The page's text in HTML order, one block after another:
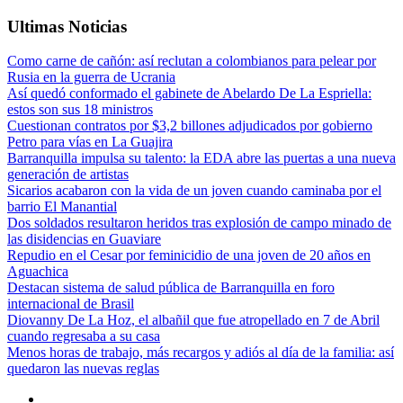
Ultimas Noticias
Como carne de cañón: así reclutan a colombianos para pelear por
Rusia en la guerra de Ucrania
Así quedó conformado el gabinete de Abelardo De La Espriella:
estos son sus 18 ministros
Cuestionan contratos por $3,2 billones adjudicados por gobierno
Petro para vías en La Guajira
Barranquilla impulsa su talento: la EDA abre las puertas a una nueva
generación de artistas
Sicarios acabaron con la vida de un joven cuando caminaba por el
barrio El Manantial
Dos soldados resultaron heridos tras explosión de campo minado de
las disidencias en Guaviare
Repudio en el Cesar por feminicidio de una joven de 20 años en
Aguachica
Destacan sistema de salud pública de Barranquilla en foro
internacional de Brasil
Diovanny De La Hoz, el albañil que fue atropellado en 7 de Abril
cuando regresaba a su casa
Menos horas de trabajo, más recargos y adiós al día de la familia: así
quedaron las nuevas reglas